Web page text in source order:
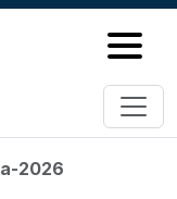
2026
2026